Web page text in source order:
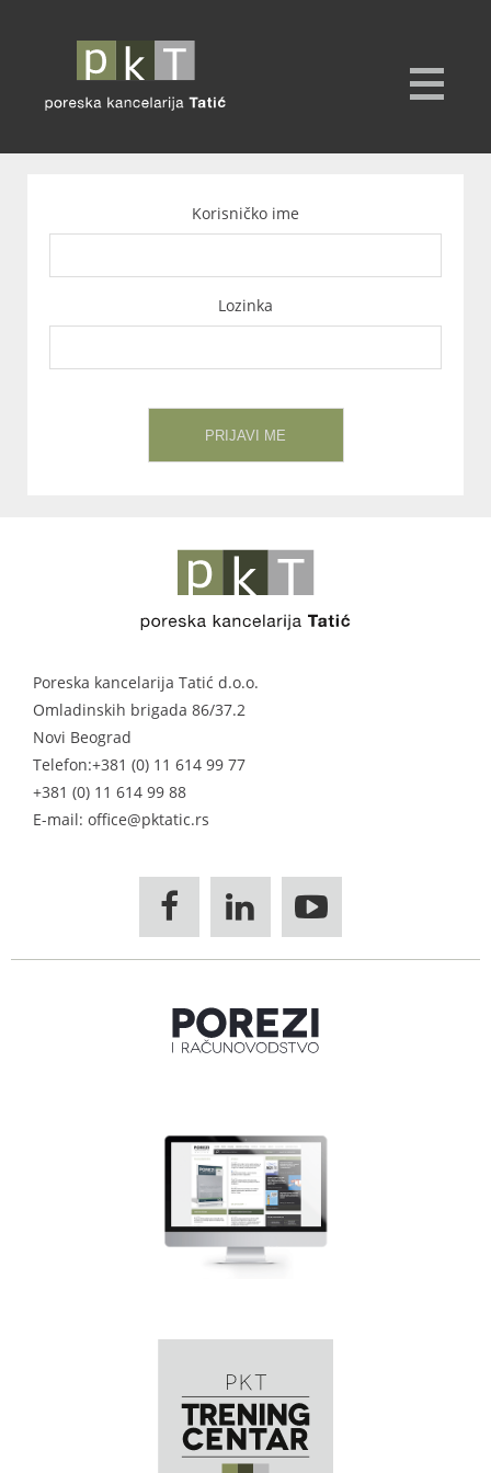
Korisničko ime
Lozinka
Poreska kancelarija Tatić d.o.o.
Omladinskih brigada 86/37.2
Novi Beograd
Telefon:+381 (0) 11 614 99 77
+381 (0) 11 614 99 88
E-mail: office@pktatic.rs
  